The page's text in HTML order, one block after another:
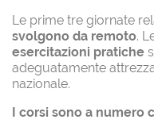
Le prime tre giornate
svolgono da remoto.
esercitazioni pratiche
adeguatamente
nazionale.
I corsi sono a numero